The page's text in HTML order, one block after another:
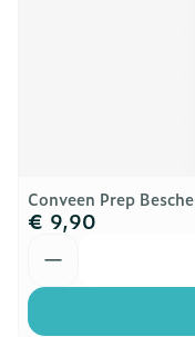
Conveen Prep
€ 9,90